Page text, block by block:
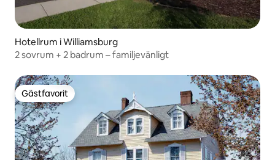
Hotellrum i Williamsburg
2 sovrum + 2 badrum – familjevänligt
Gästfavorit
Gästfavorit